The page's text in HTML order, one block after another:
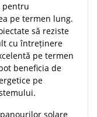
pentru
pe termen lung.
să reziste
cu întreținere
pe termen
beneficia de
pe
solare